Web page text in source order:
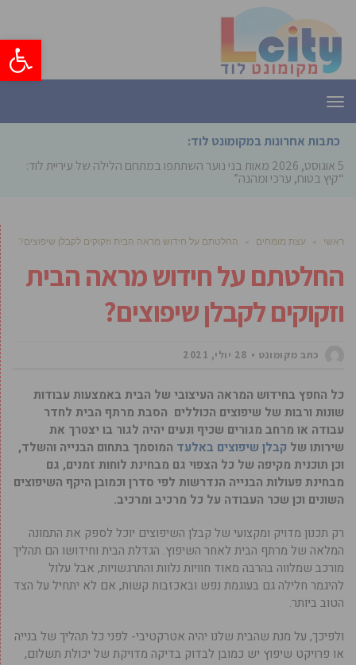
פתח
תפריט
כתבות אחרונות במקומונט לוד:
5 אוגוסט, 2026
מאות בני נוער השתתפו במתחם הלילה של עיריית לוד:
“קיץ בטוח, ערכי ומהנה”
ראשי » עצת מומחים » החלטתם על חידוש מראה הבית וזקוקים לקבלן שיפוצים?
החלטתם על חידוש מראה הבית
וזקוקים לקבלן שיפוצים?
כתב מקומונט 28 יולי, 2021
כל החפץ בחידוש המראה העיצובי של הבית באמצעות עבודות
שונות ורבות של שיפוצים הכוללים הסבת מרתף הבית לחדר
עבודה או מרחב מגורים שכיף ונעים יהיה לגור בו יצטרך את
שירותו של קבלן שיפוצים באלעד המוסמך בתחום הבנייה והשלד,
וכן תוכנית מקיפה של כל הצפוי גם מבחינת לוחות זמנים, גם
מבחינת פעולות הבנייה הנדרשות לפי סדרן וכמובן היקף השיפוצים
השונים וכן שכר העבודה על כל מרכיב ומרכיב.
רק תכנון מדויק ומקצועי של קבלן השיפוצים יוכל לספק את התמונה
המלאה של מרתף הבית לאחר השיפוץ. הגדלת הבית וחידושו הם תהליך
מורכב שמלווה בהרבה מאוד חוויות נלוות והתרגשויות, אבל עלול
להיגמר חלילה גם בעוגמת נפש ובאכזבות קשות, אם לא יתחיל על הצד
הטוב ביותר.
ולפיכך, על מנת שהבית שלנו יהיה אטרקטיבי- לפני כל תהליך של בנייה
או פרויקט שיפוץ יש כמובן לבדוק בדיקה מדויקת של יכולת תשלום,